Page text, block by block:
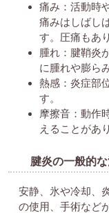
痛み：活動時
痛みはしばし
す。圧痛もあ
腫れ：腱鞘炎
に腫れや膨ら
熱感：炎症部
す。
摩擦音：動作
えることがあ
腱炎の一般的
安静、氷や冷却、
の使用、手術など